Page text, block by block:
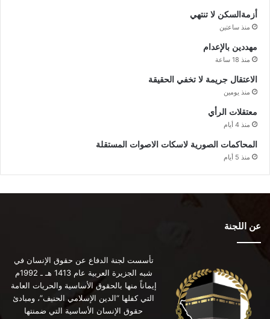
أزمةالسكن لا تنتهي
منذ ساعتين
مهددين بالإعدام
منذ 18 ساعة
الاعتقال جريمة لا تخفي الحقيقة
منذ يومين
معتقلات الرأي
منذ 4 أيام
المحاكمات الصورية لاسكات الاصوات المستقلة
منذ 5 أيام
عن اللجنة
تأسست لجنة الدفاع عن حقوق الإنسان في
شبه الجزيرة العربية عام 1413 هـ ـ 1992م
إيماناً منها بالحقوق الأساسية والحريات العامة
التي كفلها “الدين الإسلامي الحنيف”، ومبادئ
حقوق الإنسان الأساسية التي ضمنتها